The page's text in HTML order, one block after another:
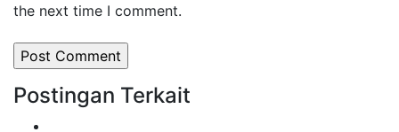
the next time I comment.
Postingan Terkait